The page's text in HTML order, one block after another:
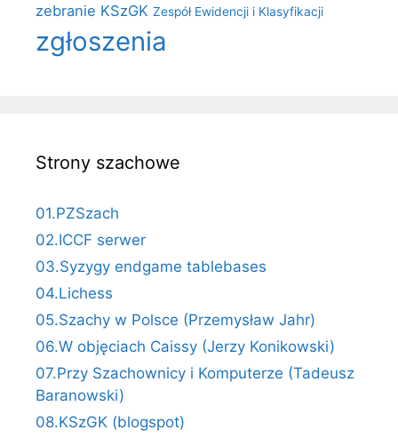
zebranie KSzGK Zespół Ewidencji i Klasyfikacji
zgłoszenia
Strony szachowe
01.PZSzach
02.ICCF serwer
03.Syzygy endgame tablebases
04.Lichess
05.Szachy w Polsce (Przemysław Jahr)
06.W objęciach Caissy (Jerzy Konikowski)
07.Przy Szachownicy i Komputerze (Tadeusz
Baranowski)
08.KSzGK (blogspot)